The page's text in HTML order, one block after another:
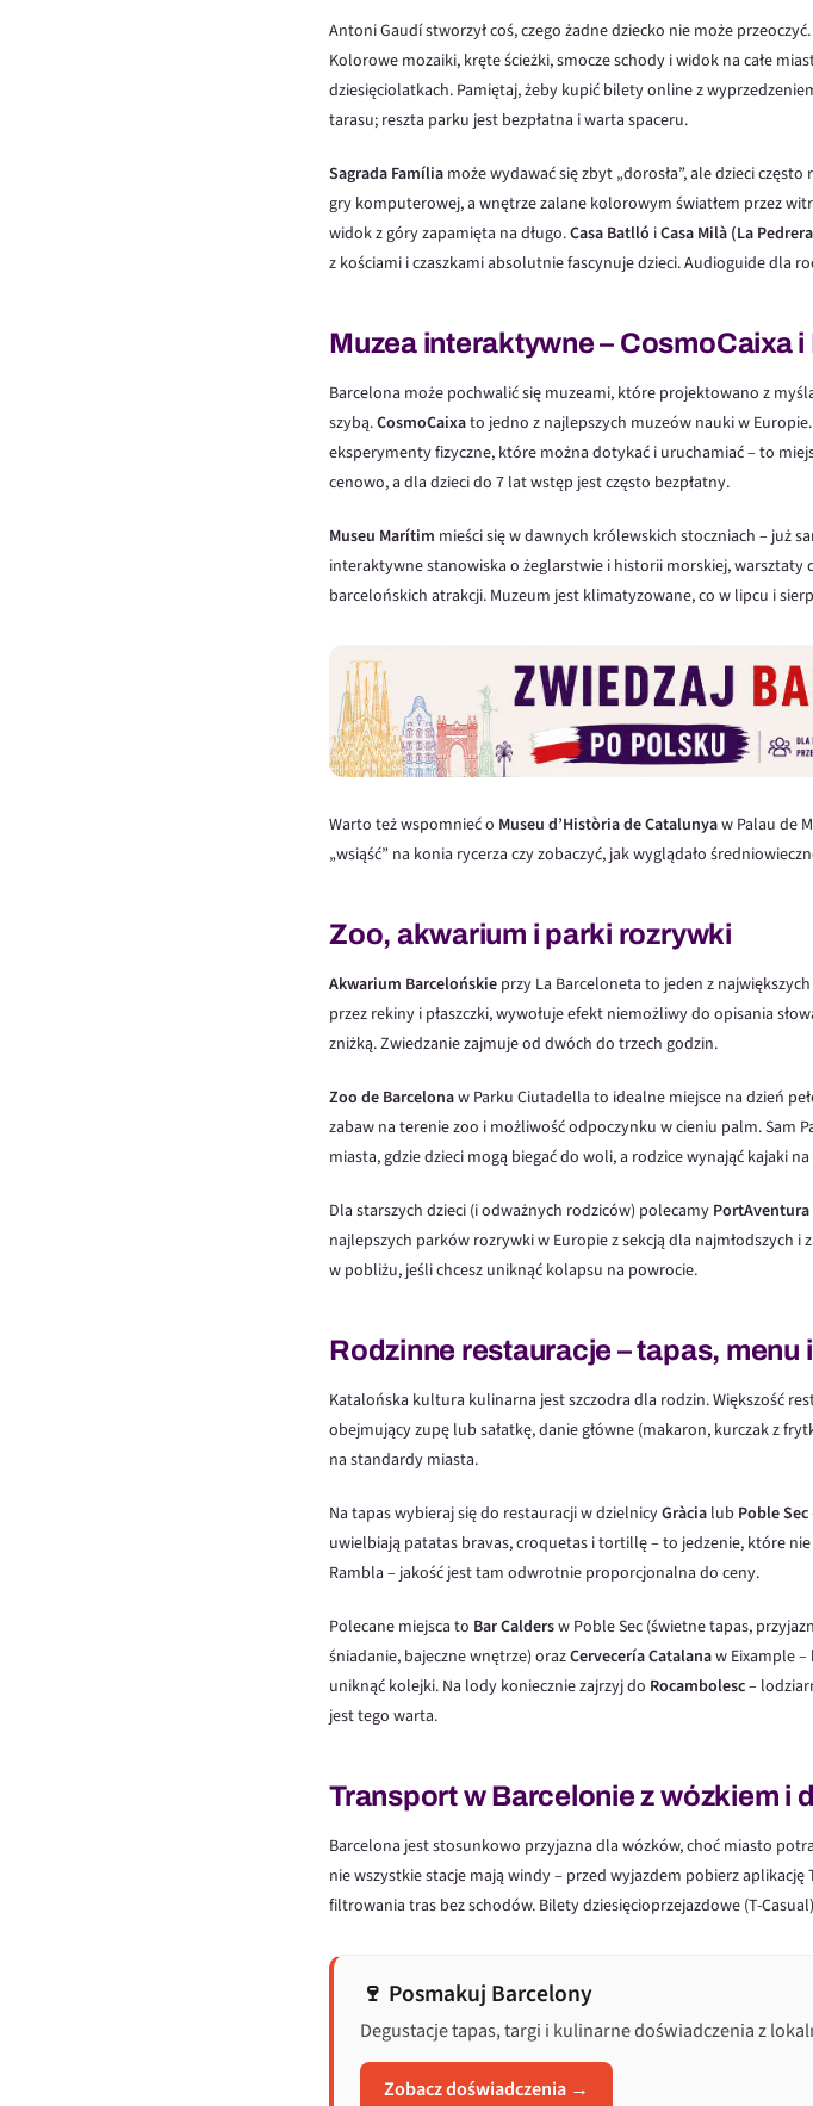
Antoni Gaudí stworzył coś, czego żadne dziecko nie może przeoczyć.
Kolorowe mozaiki, kręte ścieżki, smocze schody i widok na całe
dziesięciolatkach. Pamiętaj, żeby kupić bilety online z
tarasu; reszta parku jest bezpłatna i warta spaceru.
Sagrada Família może wydawać się zbyt „dorosła”, ale dzieci
gry komputerowej, a wnętrze zalane kolorowym światłem przez
widok z góry zapamięta na długo.Casa Batlló iCasa Milà (La
z kościami i czaszkami absolutnie fascynuje dzieci. Audioguide dla
Muzea interaktywne – CosmoCaixa
Barcelona może pochwalić się muzeami, które projektowano z
szybą.CosmoCaixato jedno z najlepszych muzeów nauki w
eksperymenty fizyczne, które można dotykać i uruchamiać – to
cenowo, a dla dzieci do 7 lat wstęp jest często bezpłatny.
Museu Marítim mieści się w dawnych królewskich stoczniach – już
interaktywne stanowiska o żeglarstwie i historii morskiej,
barcelońskich atrakcji. Muzeum jest klimatyzowane, co w lipcu i
Warto też wspomnieć o Museu d’Història de Catalunyaw Palau de
„wsiąść” na konia rycerza czy zobaczyć, jak wyglądało
Zoo, akwarium i parki rozrywki
Akwarium Barcelońskie przy La Barceloneta to jeden z
przez rekiny i płaszczki, wywołuje efekt niemożliwy do opisania
zniżką. Zwiedzanie zajmuje od dwóch do trzech godzin.
Zoo de Barcelonaw Parku Ciutadella to idealne miejsce na dzień
zabaw na terenie zoo i możliwość odpoczynku w cieniu palm. Sam
miasta, gdzie dzieci mogą biegać do woli, a rodzice wynająć kajaki
Dla starszych dzieci (i odważnych rodziców) polecamy PortAventura
najlepszych parków rozrywki w Europie z sekcją dla najmłodszych
w pobliżu, jeśli chcesz uniknąć kolapsu na powrocie.
Rodzinne restauracje – tapas,
Katalońska kultura kulinarna jest szczodra dla rodzin. Większość
obejmujący zupę lub sałatkę, danie główne (makaron, kurczak z
na standardy miasta.
Na tapas wybieraj się do restauracji w dzielnicyGràcia lub Poble Sec
uwielbiają patatas bravas, croquetas i tortillę – to jedzenie, które
Rambla – jakość jest tam odwrotnie proporcjonalna do ceny.
Polecane miejsca to Bar Caldersw Poble Sec (świetne tapas,
śniadanie, bajeczne wnętrze) orazCervecería Catalanaw Eixample
uniknąć kolejki. Na lody koniecznie zajrzyj do Rocambolesc–
jest tego warta.
Transport w Barcelonie z wózkiem i
Barcelona jest stosunkowo przyjazna dla wózków, choć miasto
nie wszystkie stacje mają windy – przed wyjazdem pobierz
filtrowania tras bez schodów. Bilety dziesięcioprzejazdowe (T-
🍷 Posmakuj Barcelony
Degustacje tapas, targi i kulinarne doświadczenia z
Zobacz doświadczenia →